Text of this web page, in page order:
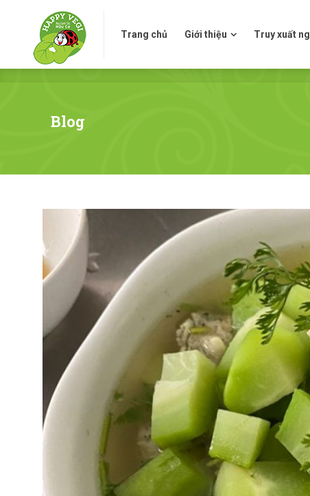
Trang chủ Giới thiệu Truy xuất
Blog